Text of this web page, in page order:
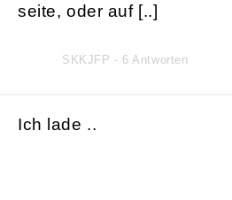
seite, oder auf [..]
SKKJFP - 6 Antworten
Ich lade ..